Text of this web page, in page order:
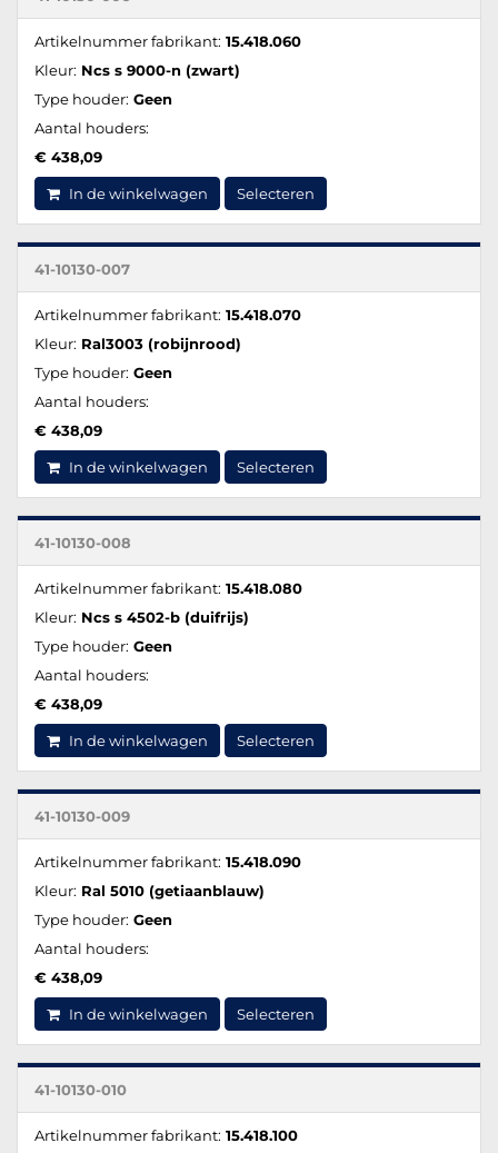
Artikelnummer fabrikant: 15.418.060
Kleur: Ncs s 9000-n (zwart)
Type houder: Geen
Aantal houders:
€ 438,09
In de winkelwagen Selecteren
41-10130-007
Artikelnummer fabrikant: 15.418.070
Kleur: Ral3003 (robijnrood)
Type houder: Geen
Aantal houders:
€ 438,09
In de winkelwagen Selecteren
41-10130-008
Artikelnummer fabrikant: 15.418.080
Kleur: Ncs s 4502-b (duifrijs)
Type houder: Geen
Aantal houders:
€ 438,09
In de winkelwagen Selecteren
41-10130-009
Artikelnummer fabrikant: 15.418.090
Kleur: Ral 5010 (getiaanblauw)
Type houder: Geen
Aantal houders:
€ 438,09
In de winkelwagen Selecteren
41-10130-010
Artikelnummer fabrikant: 15.418.100